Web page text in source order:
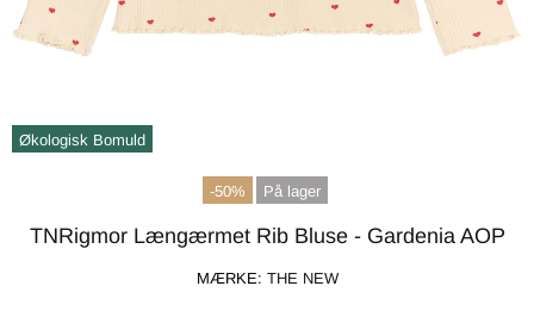
Økologisk Bomuld
-50% På lager
TNRigmor Længærmet Rib Bluse - Gardenia AOP
MÆRKE: THE NEW